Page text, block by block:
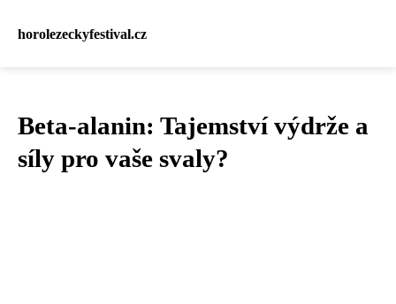
horolezeckyfestival.cz
Beta-alanin: Tajemství výdrže a
síly pro vaše svaly?